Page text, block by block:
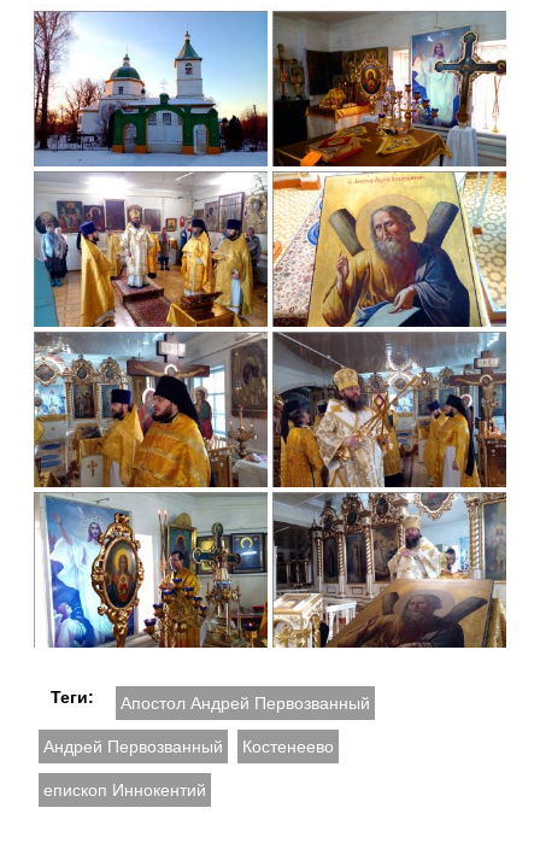
Теги: Апостол Андрей Первозванный
Андрей Первозванный Костенеево
епископ Иннокентий